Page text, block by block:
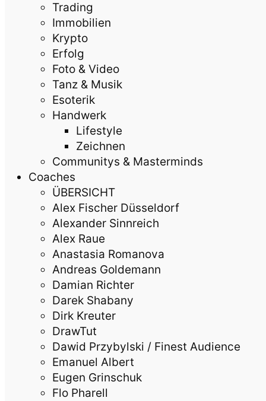
Trading
Immobilien
Krypto
Erfolg
Foto & Video
Tanz & Musik
Esoterik
Handwerk
Lifestyle
Zeichnen
Communitys & Masterminds
Coaches
ÜBERSICHT
Alex Fischer Düsseldorf
Alexander Sinnreich
Alex Raue
Anastasia Romanova
Andreas Goldemann
Damian Richter
Darek Shabany
Dirk Kreuter
DrawTut
Dawid Przybylski / Finest Audience
Emanuel Albert
Eugen Grinschuk
Flo Pharell